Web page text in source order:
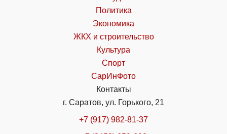
Политика
Экономика
ЖКХ и строительство
Культура
Спорт
СарИнФото
Контакты
г. Саратов, ул. Горького, 21
+7 (917) 982-81-37